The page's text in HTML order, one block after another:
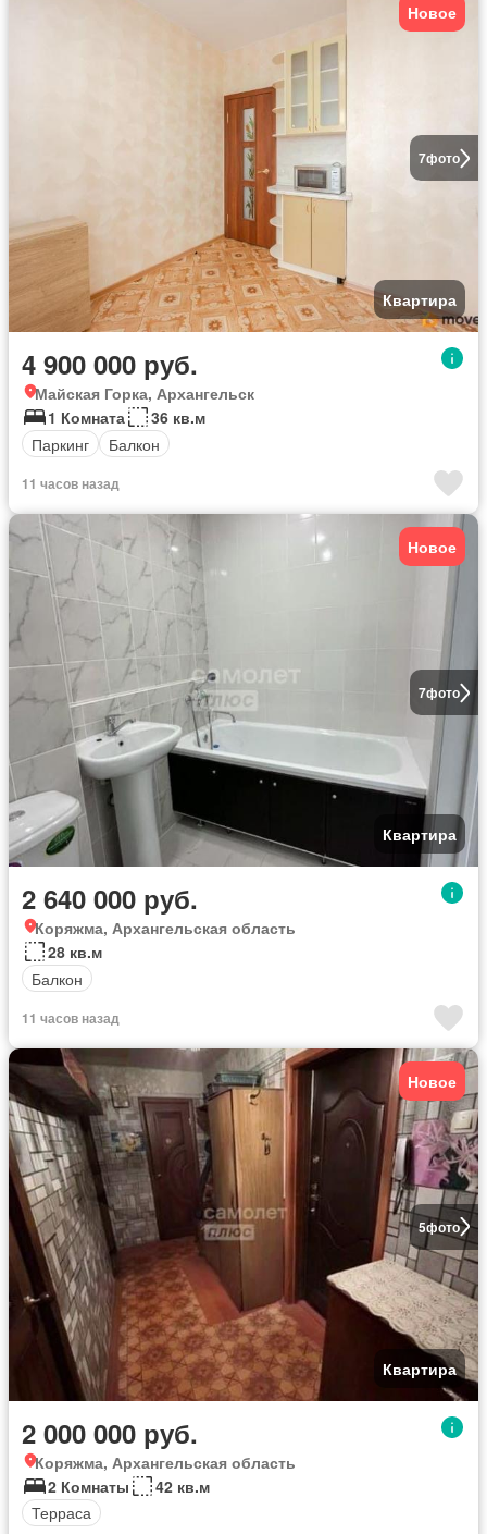
7фото
Новое
Квартира
4 900 000 руб.
Майская Горка, Архангельск
1 Комната
36 кв.м
Паркинг
Балкон
11 часов назад
7фото
Новое
Квартира
2 640 000 руб.
Коряжма, Архангельская область
28 кв.м
Балкон
11 часов назад
5фото
Новое
Квартира
2 000 000 руб.
Коряжма, Архангельская область
2 Комнаты
42 кв.м
Терраса